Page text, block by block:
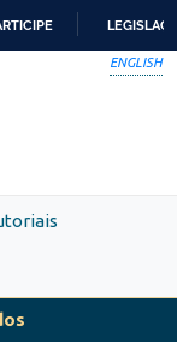
ENGLISH